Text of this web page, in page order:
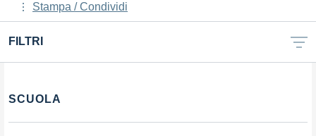
Stampa / Condividi
FILTRI
Filtri
SCUOLA